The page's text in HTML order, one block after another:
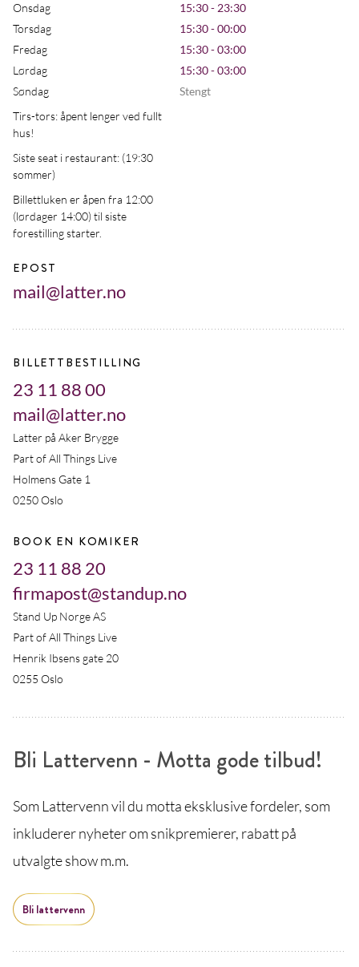
Onsdag
15:30 - 23:30
Torsdag
15:30 - 00:00
Fredag
15:30 - 03:00
Lørdag
15:30 - 03:00
Søndag
Stengt
Tirs-tors: åpent lenger ved fullt
hus!
Siste seat i restaurant: (19:30
sommer)
Billettluken er åpen fra 12:00
(lørdager 14:00) til siste
forestilling starter.
EPOST
mail@latter.no
BILLETTBESTILLING
23 11 88 00
mail@latter.no
Latter på Aker Brygge
Part of All Things Live
Holmens Gate 1
0250 Oslo
BOOK EN KOMIKER
23 11 88 20
firmapost@standup.no
Stand Up Norge AS
Part of All Things Live
Henrik Ibsens gate 20
0255 Oslo
Bli Lattervenn - Motta gode tilbud!
Som Lattervenn vil du motta eksklusive fordeler, som
inkluderer nyheter om snikpremierer, rabatt på
utvalgte show m.m.
Bli lattervenn